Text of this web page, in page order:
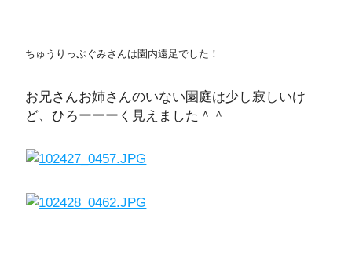
ちゅうりっぷぐみさんは園内遠足でした！
お兄さんお姉さんのいない園庭は少し寂しいけ
ど、ひろーーーく見えました＾＾